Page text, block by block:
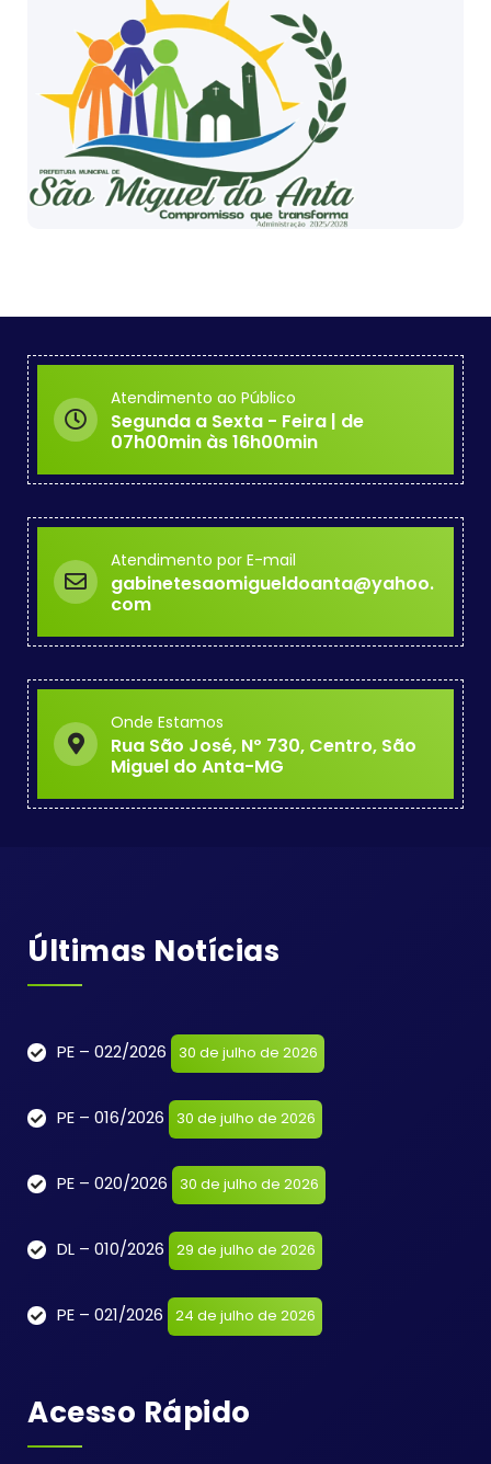
Atendimento ao Público
Segunda a Sexta - Feira | de
07h00min às 16h00min
Atendimento por E-mail
gabinetesaomigueldoanta@yahoo.
com
Onde Estamos
Rua São José, Nº 730, Centro, São
Miguel do Anta-MG
Últimas Notícias
PE – 022/2026 30 de julho de 2026
PE – 016/2026 30 de julho de 2026
PE – 020/2026 30 de julho de 2026
DL – 010/2026 29 de julho de 2026
PE – 021/2026 24 de julho de 2026
Acesso Rápido